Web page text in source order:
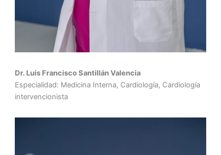
Dr. Luis Francisco Santillán Valencia
Especialidad: Medicina Interna, Cardiología, Cardiología
intervencionista